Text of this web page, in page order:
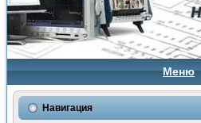
Меню
Навигация